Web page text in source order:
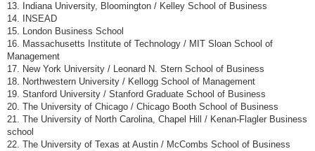
13. Indiana University, Bloomington / Kelley School of Business
14. INSEAD
15. London Business School
16. Massachusetts Institute of Technology / MIT Sloan School of
Management
17. New York University / Leonard N. Stern School of Business
18. Northwestern University / Kellogg School of Management
19. Stanford University / Stanford Graduate School of Business
20. The University of Chicago / Chicago Booth School of Business
21. The University of North Carolina, Chapel Hill / Kenan-Flagler Business
school
22. The University of Texas at Austin / McCombs School of Business